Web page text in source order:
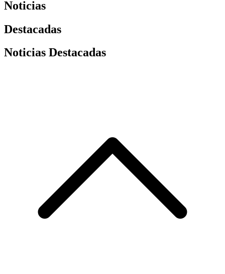
Noticias
Destacadas
Noticias Destacadas